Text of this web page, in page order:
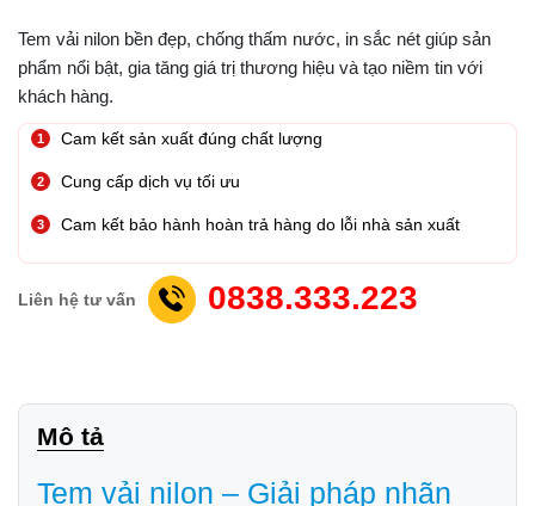
Tem vải nilon bền đẹp, chống thấm nước, in sắc nét giúp sản
phẩm nổi bật, gia tăng giá trị thương hiệu và tạo niềm tin với
khách hàng.
Cam kết sản xuất đúng chất lượng
Cung cấp dịch vụ tối ưu
Cam kết bảo hành hoàn trả hàng do lỗi nhà sản xuất
Liên hệ tư vấn 0838.333.223
Mô tả
Tem vải nilon – Giải pháp nhãn